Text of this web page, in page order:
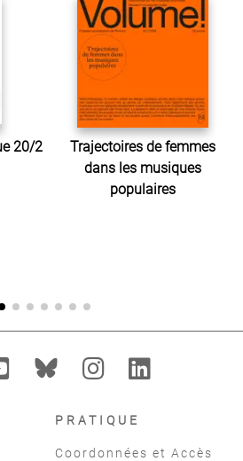
20/2
Trajectoires de femmes
dans les musiques
populaires
PRATIQUE
Coordonnées et Accès